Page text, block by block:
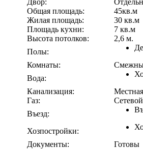
Двор:
Общая площадь:
45кв.м
Жилая площадь:
30 кв.м
Площадь кухни:
7 кв.м
Высота потолков:
2,6 м.
Полы:
Комнаты:
Вода:
Канализация:
Местная
Газ:
Сетевой
Въезд:
Хозпостройки:
Документы:
Готовы